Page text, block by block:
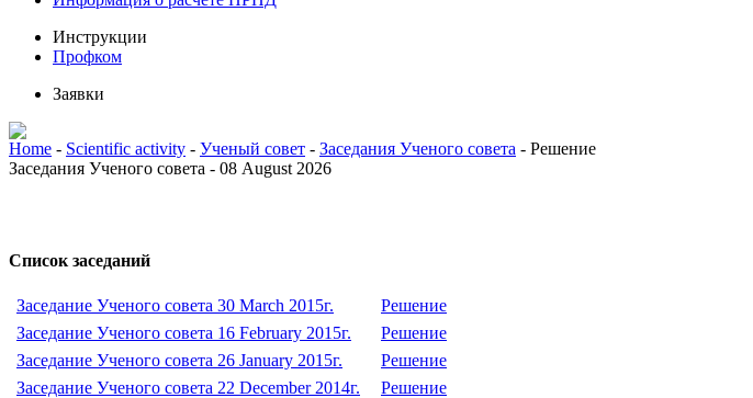
Инструкции
Профком
Заявки
Home - Scientific activity - Ученый совет - Заседания Ученого совета - Решение
Заседания Ученого совета - 08 August 2026
Список заседаний
Заседание Ученого совета 30 March 2015г.
Решение
Заседание Ученого совета 16 February 2015г.
Решение
Заседание Ученого совета 26 January 2015г.
Решение
Заседание Ученого совета 22 December 2014г.
Решение